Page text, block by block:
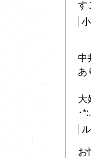
す
中
あ
大
･
お